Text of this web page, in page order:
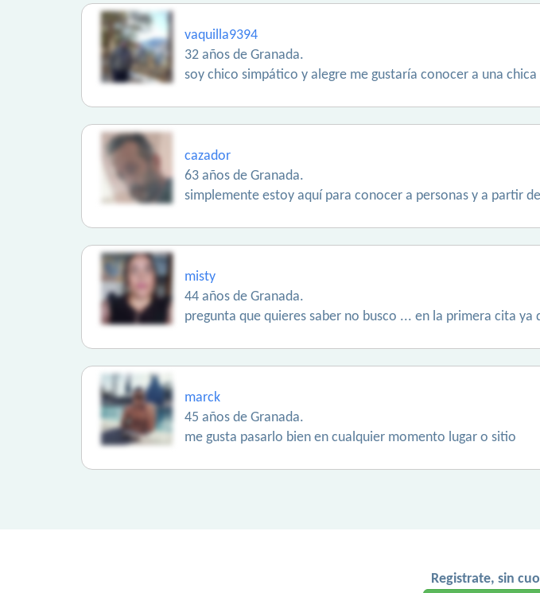
vaquilla9394
32 años de Granada.
soy chico simpático y alegre me gustaría conocer a una
cazador
63 años de Granada.
simplemente estoy aquí para conocer a personas y a partir
misty
44 años de Granada.
pregunta que quieres saber no busco ... en la primera cita
marck
45 años de Granada.
me gusta pasarlo bien en cualquier momento lugar o sitio
Registrate, sin